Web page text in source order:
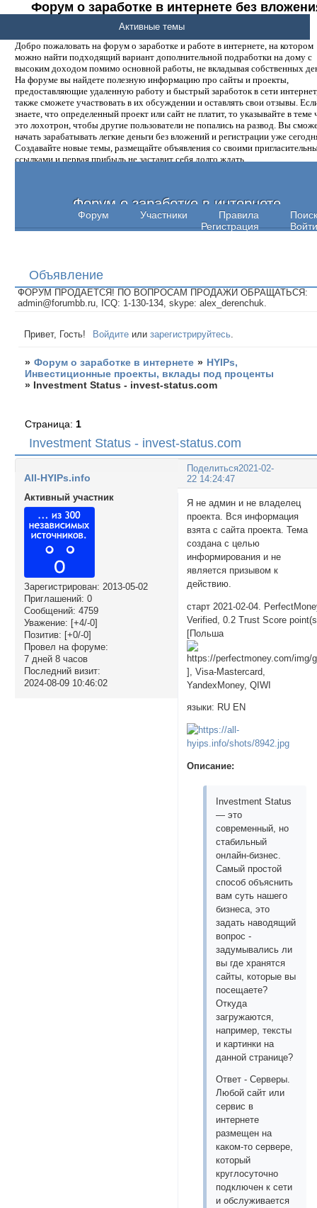
Форум о заработке в интернете без
денег.
Добро пожаловать на форум о заработке и работе в интернете, на котором
можно найти подходящий вариант дополнительной подработки на дому с
высоким доходом помимо основной работы, не вкладывая собственных
На форуме вы найдете полезную информацию про сайты и проекты,
предоставляющие удаленную работу и быстрый заработок в сети
также сможете участвовать в их обсуждении и оставлять свои отзывы.
знаете, что определенный проект или сайт не платит, то указывайте в теме
это лохотрон, чтобы другие пользователи не попались на развод. Вы
начать зарабатывать легкие деньги без вложений и регистрации уже
Создавайте новые темы, размещайте объявления со своими
ссылками и первая прибыль не заставит себя долго ждать.
Форум о заработке в интернете
Форум Участники Правила
Поиск
Регистрация
Войти
Активные темы
Объявление
ФОРУМ ПРОДАЕТСЯ! ПО ВОПРОСАМ ПРОДАЖИ ОБРАЩАТЬСЯ:
admin@forumbb.ru, ICQ: 1-130-134, skype: alex_derenchuk.
Привет, Гость! Войдите илизарегистрируйтесь
» Форум о заработке в интернете » HYIPs,
Инвестиционные проекты, вклады под проценты
» Investment Status - invest-status.com
Investment Status - invest-status.com
Страница: 1
Поделиться2021-02-
22 14:24:47
All-HYIPs.info
Активный участник
Зарегистрирован: 2013-05-02
Приглашений: 0
Сообщений: 4759
Уважение: [+4/-0]
Позитив: [+0/-0]
Провел на форуме:
7 дней 8 часов
Последний визит:
2024-08-09 10:46:02
Я не админ и не владелец
проекта. Вся информация
взята с сайта проекта. Тема
создана с целью
информирования и не
является призывом к
действию.
старт 2021-02-04.
Verified, 0.2 Trust Score
[Польша
], Visa-Mastercard,
YandexMoney, QIWI
языки: RU EN
Описание:
Investment Status
— это
современный, но
стабильный
онлайн-бизнес.
Самый простой
способ объяснить
вам суть нашего
бизнеса, это
задать наводящий
вопрос -
задумывались ли
вы где хранятся
сайты, которые вы
посещаете?
Откуда
загружаются,
например, тексты
и картинки на
данной странице?
Ответ - Серверы.
Любой сайт или
сервис в
интернете
размещен на
каком-то сервере,
который
круглосуточно
подключен к сети
и обслуживается